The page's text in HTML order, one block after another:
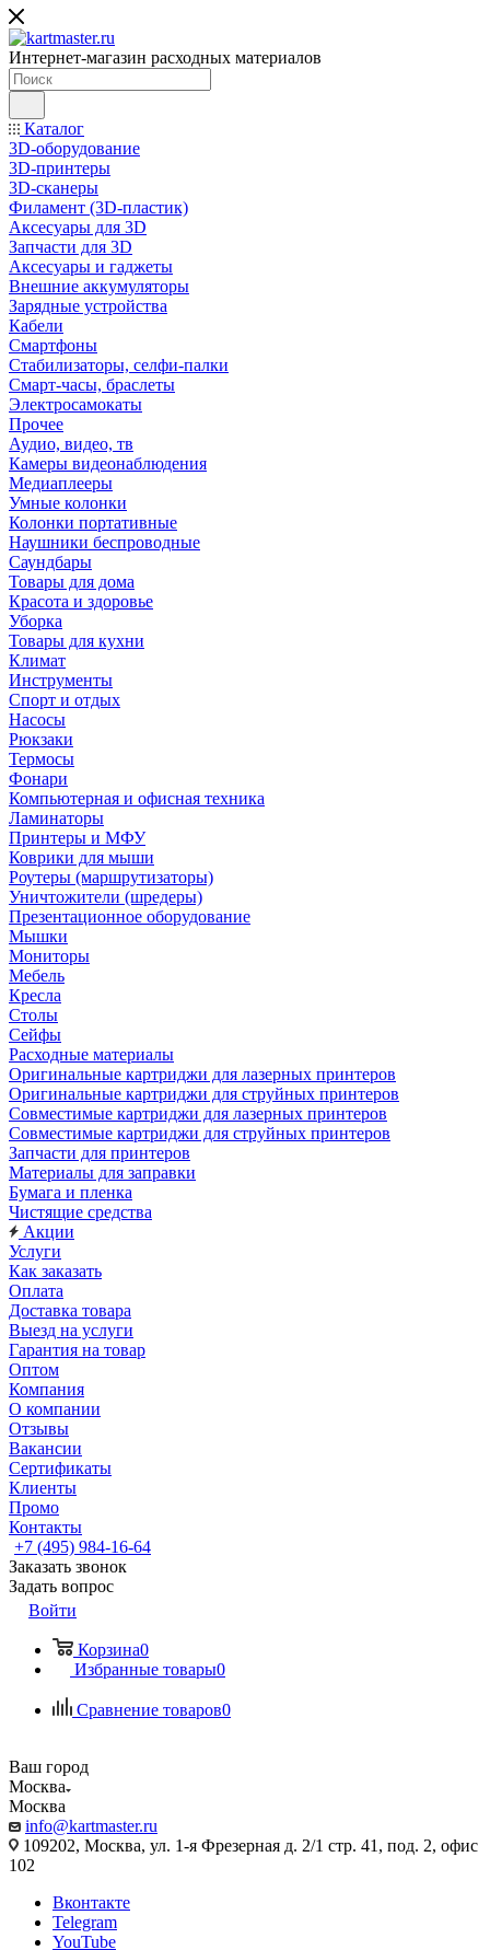
Интернет-магазин расходных материалов
Каталог
3D-оборудование
3D-принтеры
3D-сканеры
Филамент (3D-пластик)
Аксесуары для 3D
Запчасти для 3D
Аксесуары и гаджеты
Внешние аккумуляторы
Зарядные устройства
Кабели
Смартфоны
Стабилизаторы, селфи-палки
Смарт-часы, браслеты
Электросамокаты
Прочее
Аудио, видео, тв
Камеры видеонаблюдения
Медиаплееры
Умные колонки
Колонки портативные
Наушники беспроводные
Саундбары
Товары для дома
Красота и здоровье
Уборка
Товары для кухни
Климат
Инструменты
Спорт и отдых
Насосы
Рюкзаки
Термосы
Фонари
Компьютерная и офисная техника
Ламинаторы
Принтеры и МФУ
Коврики для мыши
Роутеры (маршрутизаторы)
Уничтожители (шредеры)
Презентационное оборудование
Мышки
Мониторы
Мебель
Кресла
Столы
Сейфы
Расходные материалы
Оригинальные картриджи для лазерных принтеров
Оригинальные картриджи для струйных принтеров
Совместимые картриджи для лазерных принтеров
Совместимые картриджи для струйных принтеров
Запчасти для принтеров
Материалы для заправки
Бумага и пленка
Чистящие средства
Акции
Услуги
Как заказать
Оплата
Доставка товара
Выезд на услуги
Гарантия на товар
Оптом
Компания
О компании
Отзывы
Вакансии
Сертификаты
Клиенты
Промо
Контакты
+7 (495) 984-16-64
Заказать звонок
Задать вопрос
Войти
Корзина0
Избранные товары0
Сравнение товаров0
Ваш город
Москва
Москва
info@kartmaster.ru
109202, Москва, ул. 1-я Фрезерная д. 2/1 стр. 41, под. 2, офис
102
Вконтакте
Telegram
YouTube